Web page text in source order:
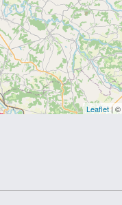
Leaflet| ©